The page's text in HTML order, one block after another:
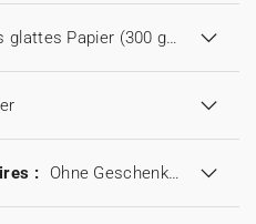
Klassisches glattes Papier (300 g/m²)
: Ohne Geschenke Accessoires